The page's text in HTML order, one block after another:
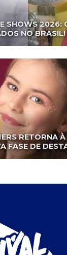
SHOWS 2026:
NO BRASIL!
RETORNA
FASE DE